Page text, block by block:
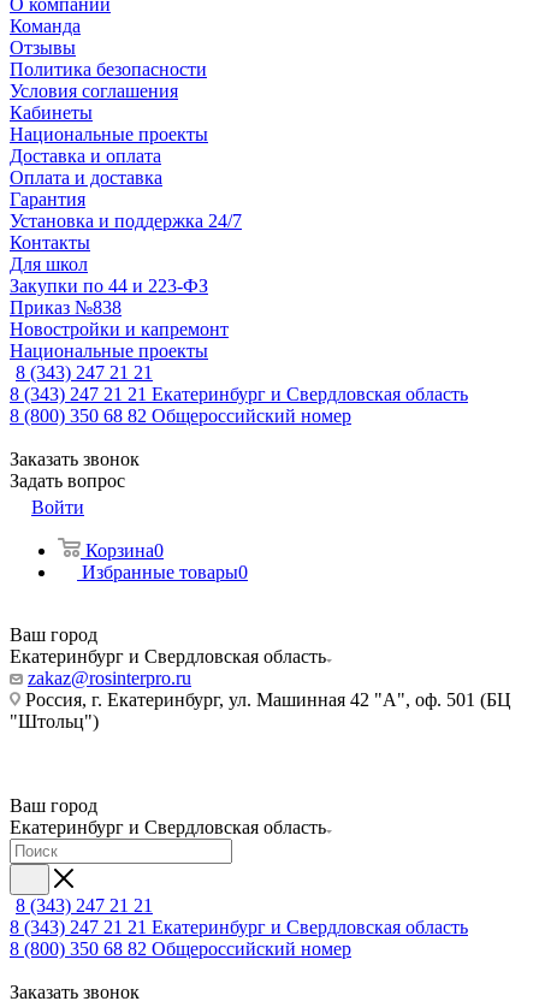
О компании
Команда
Отзывы
Политика безопасности
Условия соглашения
Кабинеты
Национальные проекты
Доставка и оплата
Оплата и доставка
Гарантия
Установка и поддержка 24/7
Контакты
Для школ
Закупки по 44 и 223-ФЗ
Приказ №838
Новостройки и капремонт
Национальные проекты
8 (343) 247 21 21
8 (343) 247 21 21 Екатеринбург и Свердловская область
8 (800) 350 68 82 Общероссийский номер
Заказать звонок
Задать вопрос
Войти
Корзина0
Избранные товары0
Ваш город
Екатеринбург и Свердловская область
zakaz@rosinterpro.ru
Россия, г. Екатеринбург, ул. Машинная 42 "А", оф. 501 (БЦ
"Штольц")
Ваш город
Екатеринбург и Свердловская область
8 (343) 247 21 21
8 (343) 247 21 21 Екатеринбург и Свердловская область
8 (800) 350 68 82 Общероссийский номер
Заказать звонок